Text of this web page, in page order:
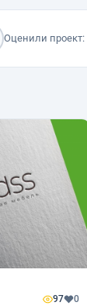
Оценили проект:
97 0